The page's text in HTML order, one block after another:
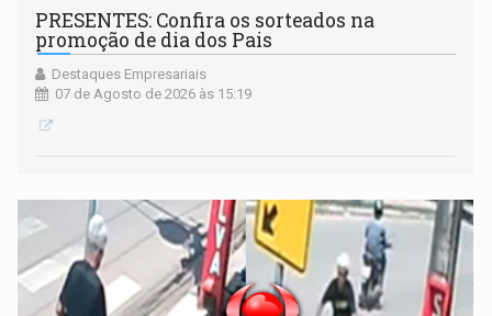
PRESENTES: Confira os sorteados na
promoção de dia dos Pais
Destaques Empresariais
07 de Agosto de 2026 às 15:19